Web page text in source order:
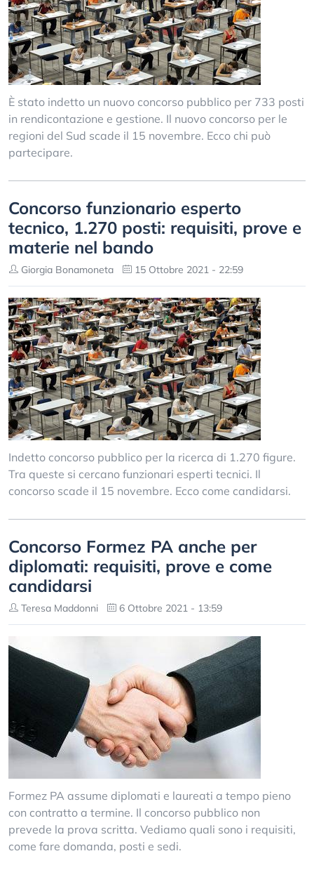
È stato indetto un nuovo concorso pubblico per 733 posti
in rendicontazione e gestione. Il nuovo concorso per le
regioni del Sud scade il 15 novembre. Ecco chi può
partecipare.
Concorso funzionario esperto
tecnico, 1.270 posti: requisiti, prove e
materie nel bando
Giorgia Bonamoneta 15 Ottobre 2021 - 22:59
Indetto concorso pubblico per la ricerca di 1.270 figure.
Tra queste si cercano funzionari esperti tecnici. Il
concorso scade il 15 novembre. Ecco come candidarsi.
Concorso Formez PA anche per
diplomati: requisiti, prove e come
candidarsi
Teresa Maddonni 6 Ottobre 2021 - 13:59
Formez PA assume diplomati e laureati a tempo pieno
con contratto a termine. Il concorso pubblico non
prevede la prova scritta. Vediamo quali sono i requisiti,
come fare domanda, posti e sedi.